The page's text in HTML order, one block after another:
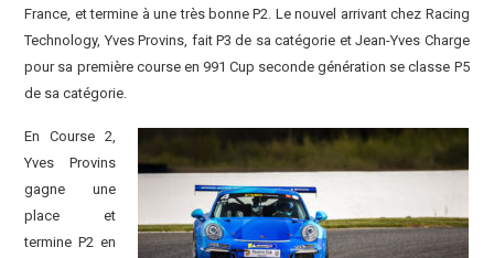
France, et termine à une très bonne P2. Le nouvel arrivant chez Racing
Technology, Yves Provins, fait P3 de sa catégorie et Jean-Yves Charge
pour sa première course en 991 Cup seconde génération se classe P5
de sa catégorie.
En Course 2,
Yves Provins
gagne une
place et
termine P2 en